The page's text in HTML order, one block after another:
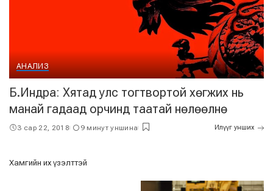
АНАЛИЗ
Б.Индра: Хятад улс тогтвортой хөгжих нь
манай гадаад орчинд таатай нөлөөлнө
3 сар 22, 2018 9 минут уншина Илүүг унших
Хамгийн их үзэлттэй